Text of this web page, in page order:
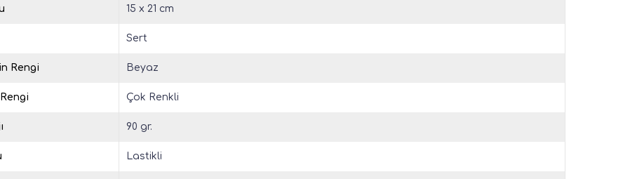
15 x 21 cm
Sert
Rengi Beyaz
Çok Renkli
90 gr.
Lastikli